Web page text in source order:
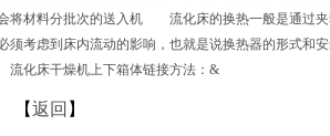
材料分批次的送入机 流化床的换热一般是通过夹
考虑到床内流动的影响，也就是说换热器的形式和
化床干燥机上下箱体链接方法：&
【返回 】